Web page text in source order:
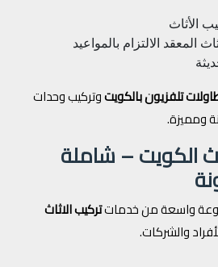
الأثاث
المعقد الالتزام بالمواعيد
تلفزيون بالكويتوتركيب وحدات
ومميزة.
الكويت – شاملة
واسعة من خدماتتركيب الاثاث
والشركات.